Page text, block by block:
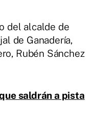
del alcalde de
de Ganadería,
Rubén Sánchez
saldrán a pista